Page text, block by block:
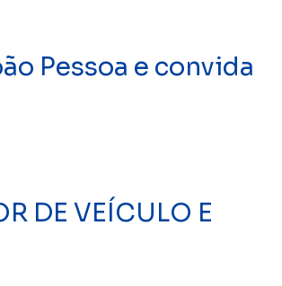
Pessoa e convida
DE VEÍCULO E